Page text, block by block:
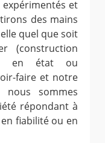
et
des mains
quel que soit
(construction
en état ou
faire et notre
nous sommes
répondant à
fiabilité ou en